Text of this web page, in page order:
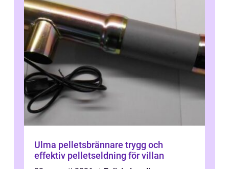
Ulma pelletsbrännare trygg och
effektiv pelletseldning för villan